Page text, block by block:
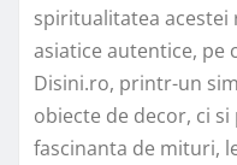
spiritualitatea acestei
asiatice autentice, pe
Disini.ro, printr-un
obiecte de decor, ci
fascinanta de mituri,